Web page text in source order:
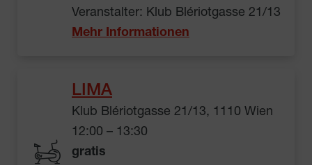
Veranstalter: Klub Blériotgasse 21/13
Mehr Informationen
LIMA
Klub Blériotgasse 21/13, 1110 Wien
12:00 – 13:30
gratis